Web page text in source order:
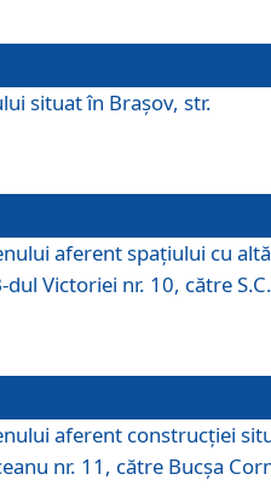
situat în Braşov, str.
aferent spaţiului cu altă
Victoriei nr. 10, către S.C.
aferent construcţiei
nr. 11, către Bucşa